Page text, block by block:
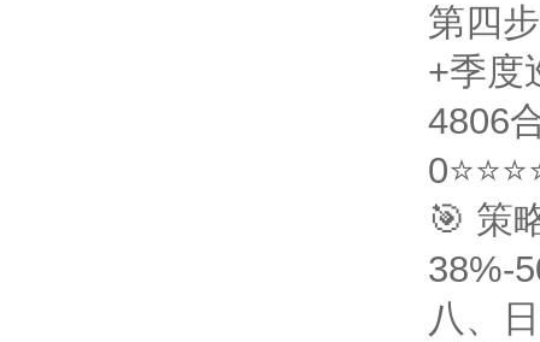
第四步
+季度
4806
0
🎯 策
38%-
八、